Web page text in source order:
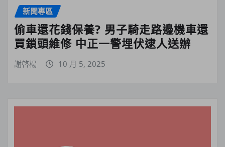
新聞專區
偷車還花錢保養? 男子騎走路邊機車還
買鎖頭維修 中正一警埋伏逮人送辦
謝啓楊 10 月 5, 2025